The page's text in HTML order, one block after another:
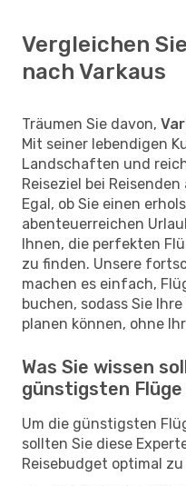
Vergleichen
nach Varkaus
Träumen Sie davon,
Mit seiner lebendigen
Landschaften und
Reiseziel bei
Egal, ob Sie einen
abenteuerreichen
Ihnen, die perfekten
zu finden. Unsere
machen es einfach,
buchen, sodass Sie
planen können, ohne
Was Sie wissen
günstigsten Flüge
Um die günstigsten
sollten Sie diese
Reisebudget optimal